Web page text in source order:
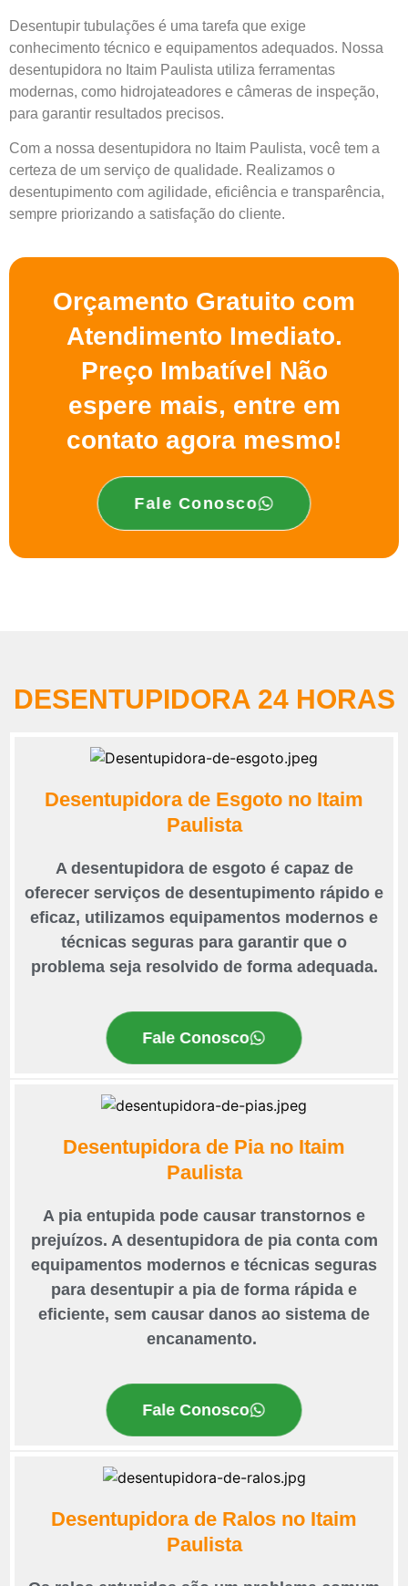
Desentupir tubulações é uma tarefa que exige
conhecimento técnico e equipamentos adequados. Nossa
desentupidora no Itaim Paulista utiliza ferramentas
modernas, como hidrojateadores e câmeras de inspeção,
para garantir resultados precisos.
Com a nossa desentupidora no Itaim Paulista, você tem a
certeza de um serviço de qualidade. Realizamos o
desentupimento com agilidade, eficiência e transparência,
sempre priorizando a satisfação do cliente.
Orçamento Gratuito com
Atendimento Imediato.
Preço Imbatível Não
espere mais, entre em
contato agora mesmo!
Fale Conosco
DESENTUPIDORA 24 HORAS
Desentupidora de Esgoto no Itaim
Paulista
A desentupidora de esgoto é capaz de
oferecer serviços de desentupimento rápido e
eficaz, utilizamos equipamentos modernos e
técnicas seguras para garantir que o
problema seja resolvido de forma adequada.
Fale Conosco
Desentupidora de Pia no Itaim
Paulista
A pia entupida pode causar transtornos e
prejuízos. A desentupidora de pia conta com
equipamentos modernos e técnicas seguras
para desentupir a pia de forma rápida e
eficiente, sem causar danos ao sistema de
encanamento.
Fale Conosco
Desentupidora de Ralos no Itaim
Paulista